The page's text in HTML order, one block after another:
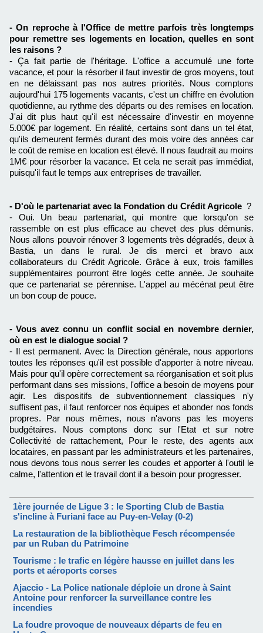
- On reproche à l'Office de mettre parfois très longtemps
pour remettre ses logements en location, quelles en sont
les raisons ?
- Ça fait partie de l'héritage. L'office a accumulé une forte
vacance, et pour la résorber il faut investir de gros moyens, tout
en ne délaissant pas nos autres priorités. Nous comptons
aujourd'hui 175 logements vacants, c'est un chiffre en évolution
quotidienne, au rythme des départs ou des remises en location.
J'ai dit plus haut qu'il est nécessaire d'investir en moyenne
5.000€ par logement. En réalité, certains sont dans un tel état,
qu'ils demeurent fermés durant des mois voire des années car
le coût de remise en location est élevé. Il nous faudrait au moins
1M€ pour résorber la vacance. Et cela ne serait pas immédiat,
puisqu'il faut le temps aux entreprises de travailler.
- D'où le partenariat avec la Fondation du Crédit Agricole ?
- Oui. Un beau partenariat, qui montre que lorsqu'on se
rassemble on est plus efficace au chevet des plus démunis.
Nous allons pouvoir rénover 3 logements très dégradés, deux à
Bastia, un dans le rural. Je dis merci et bravo aux
collaborateurs du Crédit Agricole. Grâce à eux, trois familles
supplémentaires pourront être logés cette année. Je souhaite
que ce partenariat se pérennise. L'appel au mécénat peut être
un bon coup de pouce.
- Vous avez connu un conflit social en novembre dernier,
où en est le dialogue social ?
- Il est permanent. Avec la Direction générale, nous apportons
toutes les réponses qu'il est possible d'apporter à notre niveau.
Mais pour qu'il opère correctement sa réorganisation et soit plus
performant dans ses missions, l'office a besoin de moyens pour
agir. Les dispositifs de subventionnement classiques n'y
suffisent pas, il faut renforcer nos équipes et abonder nos fonds
propres. Par nous mêmes, nous n'avons pas les moyens
budgétaires. Nous comptons donc sur l'Etat et sur notre
Collectivité de rattachement, Pour le reste, des agents aux
locataires, en passant par les administrateurs et les partenaires,
nous devons tous nous serrer les coudes et apporter à l'outil le
calme, l'attention et le travail dont il a besoin pour progresser.
1ère journée de Ligue 3 : le Sporting Club de Bastia
s'incline à Furiani face au Puy-en-Velay (0-2)
La restauration de la bibliothèque Fesch récompensée
par un Ruban du Patrimoine
Tourisme : le trafic en légère hausse en juillet dans les
ports et aéroports corses
Ajaccio - La Police nationale déploie un drone à Saint
Antoine pour renforcer la surveillance contre les
incendies
La foudre provoque de nouveaux départs de feu en